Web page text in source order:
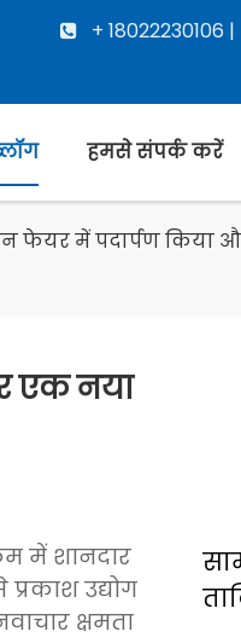
 +
हमसे संपर्क करें
फेयर में पदार्पण किया
एक नया
में शानदार
उद्योग
क्षमता